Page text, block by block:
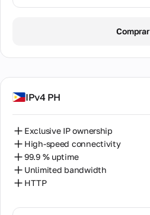
Comprar
IPv4 PH
Exclusive IP ownership
High-speed connectivity
99.9 % uptime
Unlimited bandwidth
HTTP